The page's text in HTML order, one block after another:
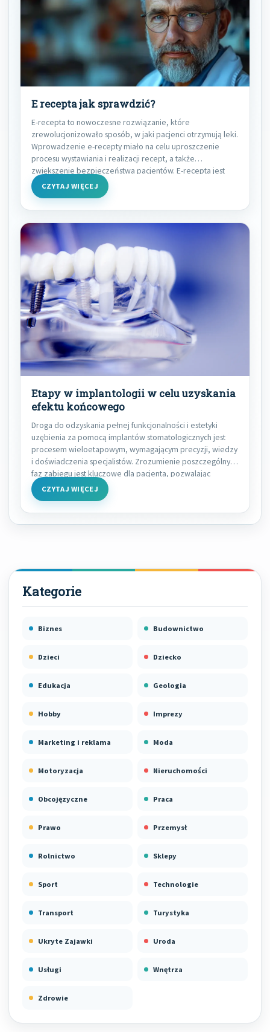
E recepta jak sprawdzić?
E-recepta to nowoczesne rozwiązanie, które
zrewolucjonizowało sposób, w jaki pacjenci otrzymują leki.
Wprowadzenie e-recepty miało na celu uproszczenie
procesu wystawiania i realizacji recept, a także
zwiększenie bezpieczeństwa pacjentów. E-recepta jest
CZYTAJ WIĘCEJ
Etapy w implantologii w celu uzyskania
efektu końcowego
Droga do odzyskania pełnej funkcjonalności i estetyki
uzębienia za pomocą implantów stomatologicznych jest
procesem wieloetapowym, wymagającym precyzji, wiedzy
i doświadczenia specjalistów. Zrozumienie poszczególnych
faz zabiegu jest kluczowe dla pacjenta, pozwalając
CZYTAJ WIĘCEJ
Biznes Budownictwo
Dzieci Dziecko
Edukacja Geologia
Hobby Imprezy
Marketing i reklama Moda
Motoryzacja Nieruchomości
Obcojęzyczne Praca
Prawo Przemysł
Rolnictwo Sklepy
Sport Technologie
Transport Turystyka
Ukryte Zajawki Uroda
Usługi Wnętrza
Zdrowie